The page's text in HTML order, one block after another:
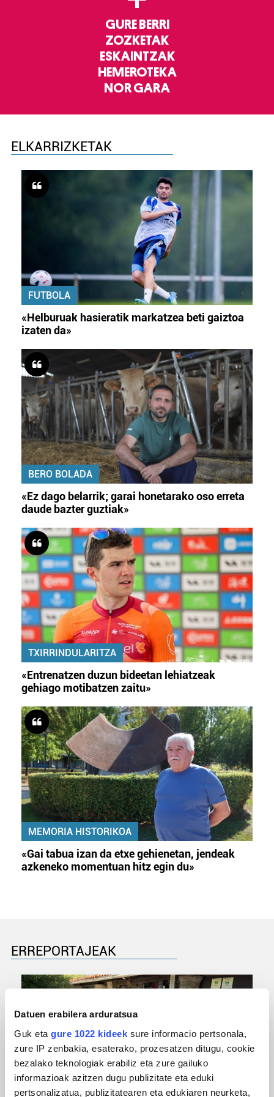
Datuen erabilera arduratsua
Guk eta gure 1022 kideek sure informacio pertsonala,
zure IP zenbakia, esaterako, prozesatzen ditugu, cookie
bezalako teknologiak erabiliz eta zure gailuko
informazioak azitzen dugu publizitate eta eduki
pertsonalizatua, publizitatearen eta edukiaren neurketa,
GURE BERRI
ZOZKETAK
ESKAINTZAK
HEMEROTEKA
NOR GARA
ELKARRIZKETAK
FUTBOLA
«Helburuak hasieratik markatzea beti gaiztoa
izaten da»
BERO BOLADA
«Ez dago belarrik; garai honetarako oso erreta
daude bazter guztiak»
TXIRRINDULARITZA
«Entrenatzen duzun bideetan lehiatzeak
gehiago motibatzen zaitu»
MEMORIA HISTORIKOA
«Gai tabua izan da etxe gehienetan, jendeak
azkeneko momentuan hitz egin du»
ERREPORTAJEAK